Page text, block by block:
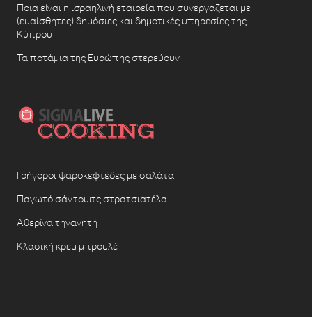
Ποια είναι η ισραηλινή εταιρεία που συνεργάζεται με
(ευαίσθητες) δημόσιες και δημοτικές υπηρεσίες της
Κύπρου
Τα ποτάμια της Ευρώπης στερεύουν
Γρήγοροι ψαροκεφτέδες με σαλάτα
Παγωτό σάντουιτς στρατσιατέλα
Αθερίνα τηγανητή
Κλασική κρεμ μπρουλέ